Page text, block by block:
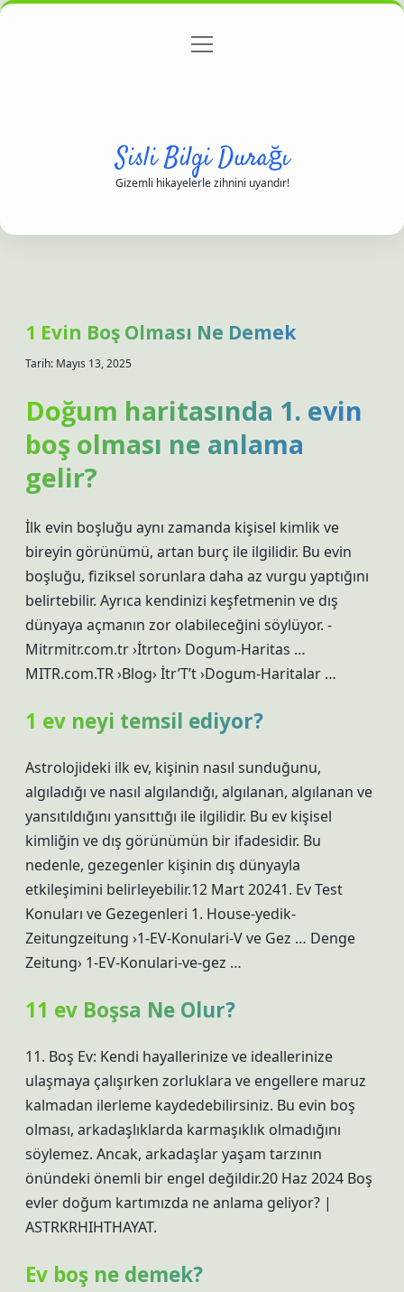
Gizlilik Politikası
menüyü
Sisli Bilgi Durağı
Gizemli hikayelerle zihnini uyandır!
1 Evin Boş Olması Ne Demek
Tarih: Mayıs 13, 2025
Doğum haritasında 1. evin
boş olması ne anlama
gelir?
İlk evin boşluğu aynı zamanda kişisel kimlik ve
bireyin görünümü, artan burç ile ilgilidir. Bu evin
boşluğu, fiziksel sorunlara daha az vurgu yaptığını
belirtebilir. Ayrıca kendinizi keşfetmenin ve dış
dünyaya açmanın zor olabileceğini söylüyor. -
Mitrmitr.com.tr ›İtrton› Dogum-Haritas …
MITR.com.TR ›Blog› İtr’T’t ›Dogum-Haritalar …
1 ev neyi temsil ediyor?
Astrolojideki ilk ev, kişinin nasıl sunduğunu,
algıladığı ve nasıl algılandığı, algılanan, algılanan ve
yansıtıldığını yansıttığı ile ilgilidir. Bu ev kişisel
kimliğin ve dış görünümün bir ifadesidir. Bu
nedenle, gezegenler kişinin dış dünyayla
etkileşimini belirleyebilir.12 Mart 20241. Ev Test
Konuları ve Gezegenleri 1. House-yedik-
Zeitungzeitung ›1-EV-Konulari-V ve Gez … Denge
Zeitung› 1-EV-Konulari-ve-gez …
11 ev Boşsa Ne Olur?
11. Boş Ev: Kendi hayallerinize ve ideallerinize
ulaşmaya çalışırken zorluklara ve engellere maruz
kalmadan ilerleme kaydedebilirsiniz. Bu evin boş
olması, arkadaşlıklarda karmaşıklık olmadığını
söylemez. Ancak, arkadaşlar yaşam tarzının
önündeki önemli bir engel değildir.20 Haz 2024 Boş
evler doğum kartımızda ne anlama geliyor? |
ASTRKRHIHTHAYAT.
Ev boş ne demek?